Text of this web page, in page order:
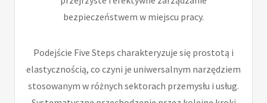
bezpieczeństwem w miejscu pracy.
Podejście Five Steps charakteryzuje się prostotą i
elastycznością, co czyni je uniwersalnym narzędziem
stosowanym w różnych sektorach przemysłu i usług.